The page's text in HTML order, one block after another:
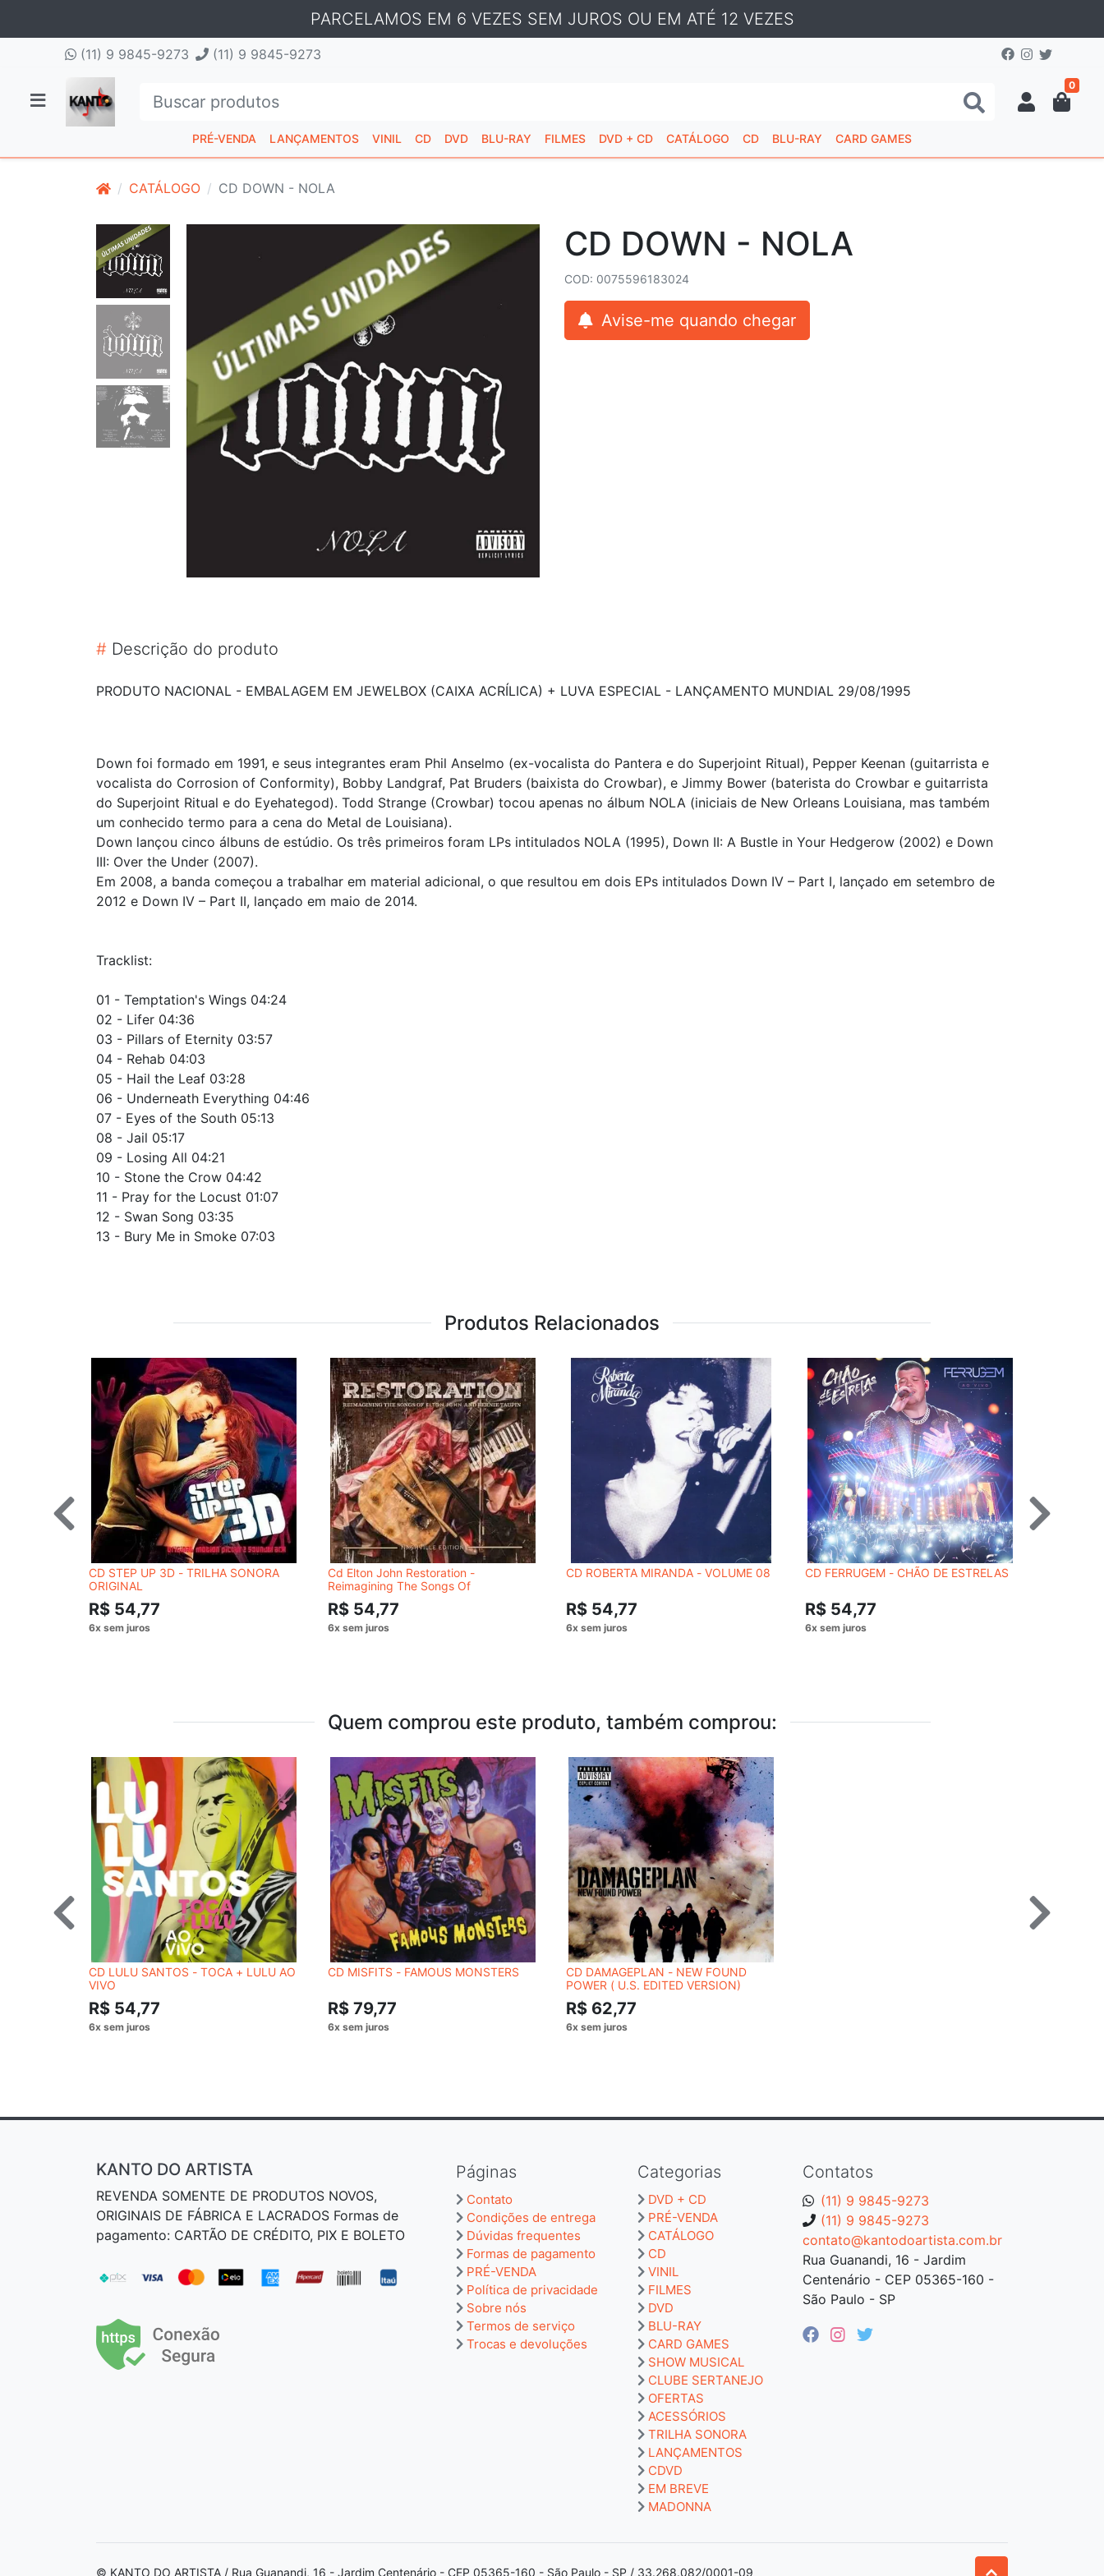
PARCELAMOS EM 6 VEZES SEM JUROS OU EM ATÉ 12 VEZES
(11) 9 9845-9273 (11) 9 9845-9273
0
PRÉ-VENDA LANÇAMENTOS VINIL CD DVD BLU-RAY FILMES DVD + CD CATÁLOGO CD BLU-RAY CARD GAMES
CATÁLOGO CD DOWN - NOLA
CD DOWN - NOLA
COD: 0075596183024
Avise-me quando chegar
# Descrição do produto
PRODUTO NACIONAL - EMBALAGEM EM JEWELBOX (CAIXA ACRÍLICA) + LUVA ESPECIAL - LANÇAMENTO MUNDIAL 29/08/1995
Down foi formado em 1991, e seus integrantes eram Phil Anselmo (ex-vocalista do Pantera e do Superjoint Ritual), Pepper Keenan (guitarrista e
vocalista do Corrosion of Conformity), Bobby Landgraf, Pat Bruders (baixista do Crowbar), e Jimmy Bower (baterista do Crowbar e guitarrista
do Superjoint Ritual e do Eyehategod). Todd Strange (Crowbar) tocou apenas no álbum NOLA (iniciais de New Orleans Louisiana, mas também
um conhecido termo para a cena do Metal de Louisiana).
Down lançou cinco álbuns de estúdio. Os três primeiros foram LPs intitulados NOLA (1995), Down II: A Bustle in Your Hedgerow (2002) e Down
III: Over the Under (2007).
Em 2008, a banda começou a trabalhar em material adicional, o que resultou em dois EPs intitulados Down IV – Part I, lançado em setembro de
2012 e Down IV – Part II, lançado em maio de 2014.
Tracklist:
01 - Temptation's Wings 04:24
02 - Lifer 04:36
03 - Pillars of Eternity 03:57
04 - Rehab 04:03
05 - Hail the Leaf 03:28
06 - Underneath Everything 04:46
07 - Eyes of the South 05:13
08 - Jail 05:17
09 - Losing All 04:21
10 - Stone the Crow 04:42
11 - Pray for the Locust 01:07
12 - Swan Song 03:35
13 - Bury Me in Smoke 07:03
Produtos Relacionados
CD STEP UP 3D - TRILHA SONORA
ORIGINAL
R$ 54,77
Cd Elton John Restoration -
Reimagining The Songs Of
R$ 54,77
CD ROBERTA MIRANDA - VOLUME 08
R$ 54,77
CD FERRUGEM - CHÃO DE ESTRELAS
R$ 54,77
Quem comprou este produto, também comprou:
CD LULU SANTOS - TOCA + LULU AO
VIVO
R$ 54,77
CD MISFITS - FAMOUS MONSTERS
R$ 79,77
CD DAMAGEPLAN - NEW FOUND
POWER ( U.S. EDITED VERSION)
R$ 62,77
Contatos
(11) 9 9845-9273
(11) 9 9845-9273
contato@kantodoartista.com.br
Rua Guanandi, 16 - Jardim
Centenário - CEP 05365-160 -
São Paulo - SP
Páginas
Contato
Condições de entrega
Dúvidas frequentes
Formas de pagamento
PRÉ-VENDA
Política de privacidade
Sobre nós
Termos de serviço
Trocas e devoluções
Categorias
DVD + CD
PRÉ-VENDA
CATÁLOGO
CD
VINIL
FILMES
DVD
BLU-RAY
CARD GAMES
SHOW MUSICAL
CLUBE SERTANEJO
OFERTAS
ACESSÓRIOS
TRILHA SONORA
LANÇAMENTOS
CDVD
EM BREVE
MADONNA
KANTO DO ARTISTA
REVENDA SOMENTE DE PRODUTOS NOVOS,
ORIGINAIS DE FÁBRICA E LACRADOS Formas de
pagamento: CARTÃO DE CRÉDITO, PIX E BOLETO
© KANTO DO ARTISTA / Rua Guanandi, 16 - Jardim Centenário - CEP 05365-160 - São Paulo - SP / 33.268.082/0001-09